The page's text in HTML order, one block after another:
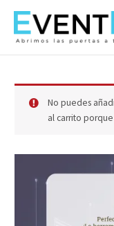
contenido
No puedes
al carrito